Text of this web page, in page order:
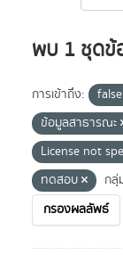
พบ 1 ชุดข้
การเข้าถึง: false
ข้อมูลสาธารณะ
License not
ทดสอบ
กลุ่
กรองผลลัพธ์